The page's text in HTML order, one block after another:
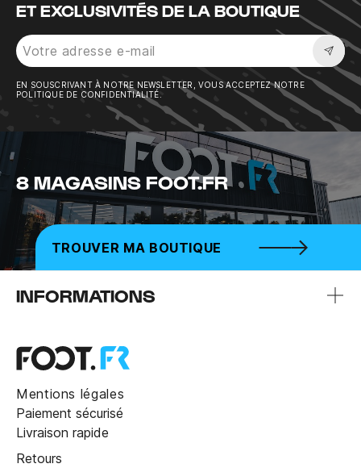
ET EXCLUSIVITÉS DE LA BOUTIQUE
EN SOUSCRIVANT À NOTRE NEWSLETTER, VOUS ACCEPTEZ NOTRE
POLITIQUE DE CONFIDENTIALITÉ.
8 MAGASINS FOOT.FR
TROUVER MA BOUTIQUE
INFORMATIONS
Mentions légales
Paiement sécurisé
Livraison rapide
Retours